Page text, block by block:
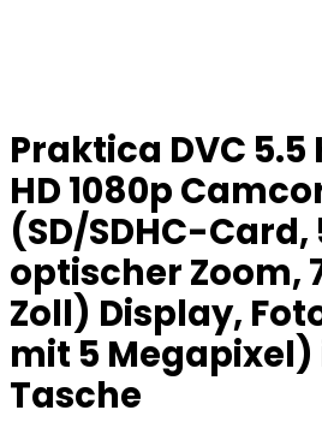
Praktica DVC 5.5
HD 1080p
(SD/SDHC-
optischer Zoom,
Zoll) Display,
mit 5 Megapixel)
Tasche